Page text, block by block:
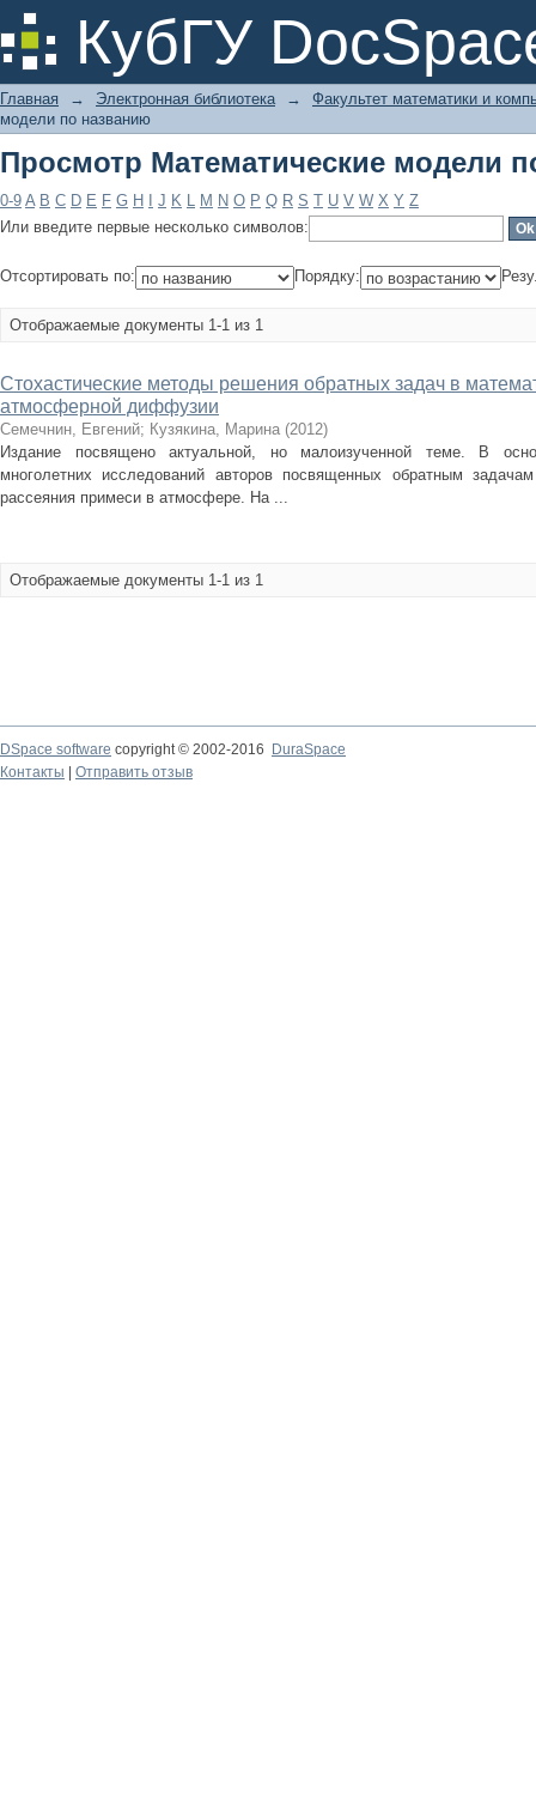
КубГУ
Просмотр Математические модели
Главная → Электронная библиотека →
Факультет математики и
модели по названию
Просмотр Математические модели
0-9 A B C D E F G H J K L M N O P Q R S T U V W X Y Z
Или введите первые несколько символов:
Отсортировать по: Порядку:
Отображаемые документы 1-1 из 1
Стохастические методы решения обратных задач в
атмосферной диффузии
Семечнин, Евгений; Кузякина, Марина (2012)
Издание посвящено актуальной, но малоизученной теме. В
многолетних исследований авторов посвященных обратным
рассеяния примеси в атмосфере. На ...
Отображаемые документы 1-1 из 1
DSpace software copyright © 2002-2016
DuraSpace
Контакты
Отправить отзыв